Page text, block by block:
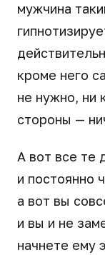
мужчина
кроме него
не нужно, ни
стороны —
А вот все те
и постоянно
а вот вы
и вы и не
начнете ему